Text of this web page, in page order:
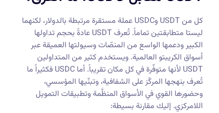
كل من USDT وUSDC عملة مستقرة مرتبطة بالدولار، لكنهما
ليستا متطابقتين تماماً. تُعرف USDT عادةً بحجم تداولها
الكبير ودعمها الواسع من المنصّات وسيولتها العميقة عبر
أسواق الكريبتو العالمية. ويستخدم كثير من المتداولين
USDT لأنها متوفّرة في كل مكان تقريباً. أما USDC فكثيراً ما
تُعرف بنهجها المركّز على الشفافية، وتبنّيها المؤسسي،
وحضورها القوي في الأسواق المنظَّمة وتطبيقات التمويل
اللامركزي. إليك مقارنة بسيطة: